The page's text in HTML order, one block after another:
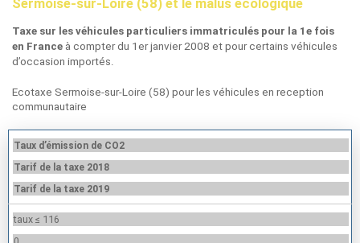
Sermoise-sur-Loire (58) et le malus écologique
Taxe sur les véhicules particuliers immatriculés pour la 1e fois
en France à compter du 1er janvier 2008 et pour certains véhicules
d’occasion importés.
Ecotaxe Sermoise-sur-Loire (58) pour les véhicules en reception
communautaire
Taux d’émission de CO2
Tarif de la taxe 2018
Tarif de la taxe 2019
taux ≤ 116